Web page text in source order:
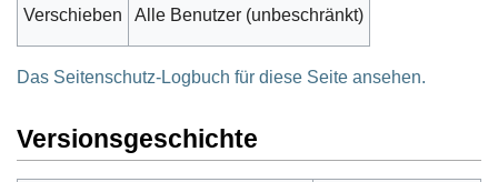
Verschieben Alle Benutzer (unbeschränkt)
Das Seitenschutz-Logbuch für diese Seite ansehen.
Versionsgeschichte